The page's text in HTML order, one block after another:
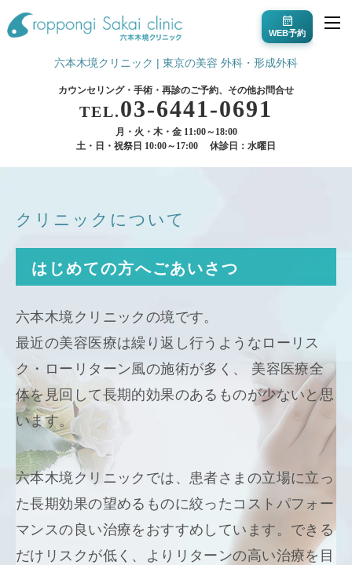
WEB予約
六本木境クリニック | 東京の美容 外科・形成外科
カウンセリング・手術・再診のご予約、その他お問合せ
TEL.03-6441-0691
月・火・木・金 11:00～18:00
土・日・祝祭日 10:00～17:00
休診日：水曜日
クリニックについて
はじめての方へごあいさつ
六本木境クリニックの境です。
最近の美容医療は繰り返し行うようなローリス
ク・ローリターン風の施術が多く、 美容医療全
体を見回して長期的効果のあるものが少ないと思
います。
六本木境クリニックでは、患者さまの立場に立っ
た長期効果の望めるものに絞ったコストパフォー
マンスの良い治療をおすすめしています。できる
だけリスクが低く、よりリターンの高い治療を目